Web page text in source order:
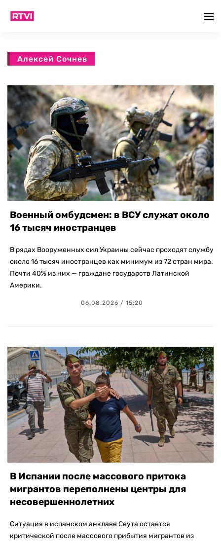
Алексей Сочнев
Военный омбудсмен: в ВСУ служат около
16 тысяч иностранцев
В рядах Вооруженных сил Украины сейчас проходят службу
около 16 тысяч иностранцев как минимум из 72 стран мира.
Почти 40% из них — граждане государств Латинской
Америки.
06.08.2026 / 15:20
В Испании после массового притока
мигрантов переполнены центры для
несовершеннолетних
Ситуация в испанском анклаве Сеута остается
критической после массового прибытия мигрантов из